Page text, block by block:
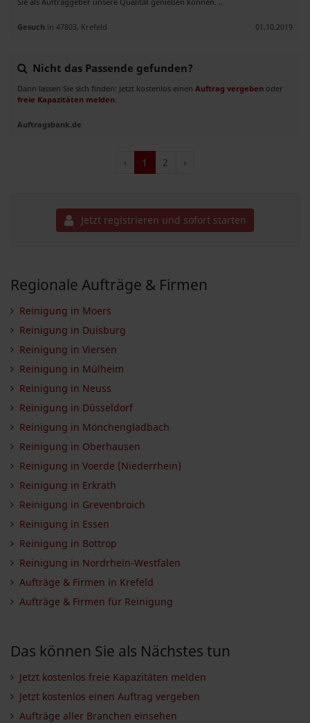
Gesuch in 47803, Krefeld 01.10.2019
Nicht das Passende gefunden?
Dann lassen Sie sich finden: Jetzt kostenlos einen Auftrag vergeben oder
freie Kapazitäten melden.
Auftragsbank.de
‹ 1 2 ›
Jetzt registrieren und sofort starten
Regionale Aufträge & Firmen
Reinigung in Moers
Reinigung in Duisburg
Reinigung in Viersen
Reinigung in Mülheim
Reinigung in Neuss
Reinigung in Düsseldorf
Reinigung in Mönchengladbach
Reinigung in Oberhausen
Reinigung in Voerde (Niederrhein)
Reinigung in Erkrath
Reinigung in Grevenbroich
Reinigung in Essen
Reinigung in Bottrop
Reinigung in Nordrhein-Westfalen
Aufträge & Firmen in Krefeld
Aufträge & Firmen für Reinigung
Das können Sie als Nächstes tun
Jetzt kostenlos freie Kapazitäten melden
Jetzt kostenlos einen Auftrag vergeben
Aufträge aller Branchen einsehen